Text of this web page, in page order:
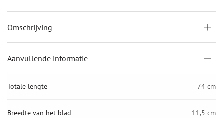
Omschrijving
Aanvullende informatie
Totale lengte 74 cm
Breedte van het blad 11,5 cm